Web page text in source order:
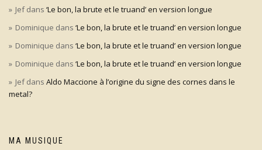
Jefdans ‘Le bon, la brute et le truand’ en version longue
Dominique dans ‘Le bon, la brute et le truand’ en version longue
Dominique dans ‘Le bon, la brute et le truand’ en version longue
Dominique dans ‘Le bon, la brute et le truand’ en version longue
Jefdans Aldo Maccione à l’origine du signe des cornes dans le
metal?
MA MUSIQUE